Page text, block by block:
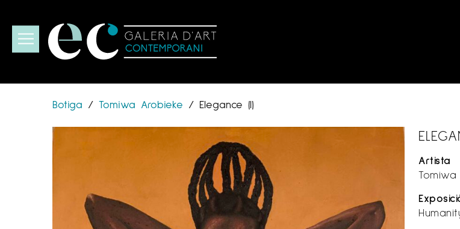
Botiga / Tomiwa Arobieke / Elegance (I)
Artista